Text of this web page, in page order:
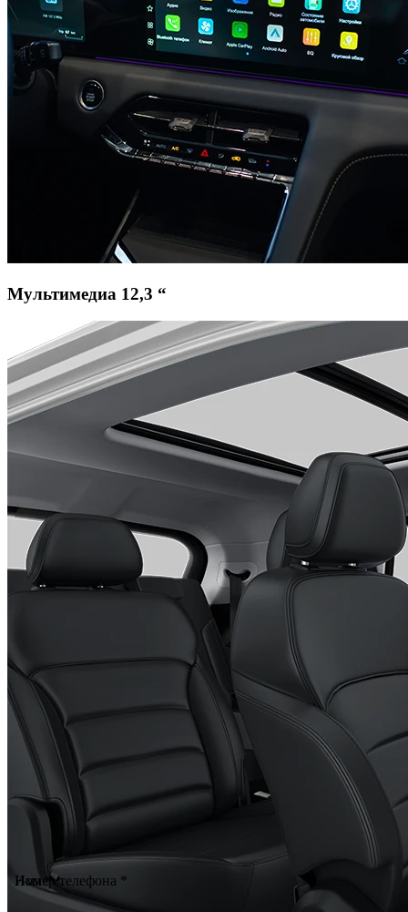
Мультимедиа 12,3 “
Имя *
Номер телефона *